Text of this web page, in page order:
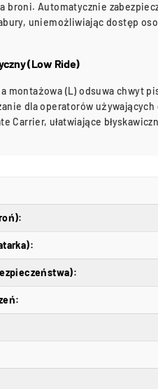
broni. Automatycznie
uniemożliwiając dostęp
(Low Ride)
montażowa (L) odsuwa chwyt
dla operatorów
Carrier, ułatwiające